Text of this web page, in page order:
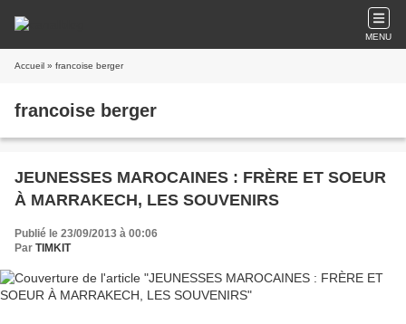
MENU
Accueil » francoise berger
francoise berger
JEUNESSES MAROCAINES : FRÈRE ET SOEUR
À MARRAKECH, LES SOUVENIRS
Publié le 23/09/2013 à 00:06
Par TIMKIT